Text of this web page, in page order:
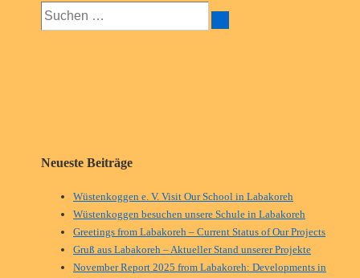
Suchen
Neueste Beiträge
Wüstenkoggen e. V. Visit Our School in Labakoreh
Wüstenkoggen besuchen unsere Schule in Labakoreh
Greetings from Labakoreh – Current Status of Our Projects
Gruß aus Labakoreh – Aktueller Stand unserer Projekte
November Report 2025 from Labakoreh: Developments in